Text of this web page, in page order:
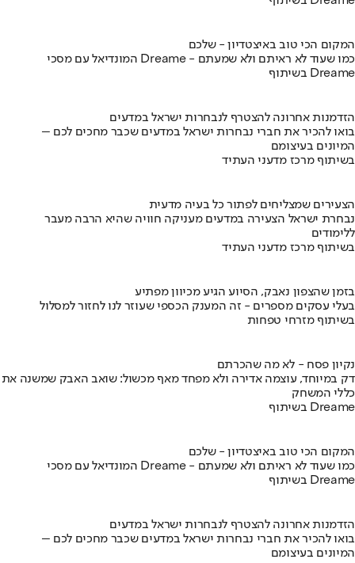
המקום הכי טוב באיצטדיון - שלכם
המונדיאל עם מסכי Dreame - כמו שעוד לא ראיתם ולא שמעתם
בשיתוף Dreame
הזדמנות אחרונה להצטרף לנבחרות ישראל במדעים
בואו להכיר את חברי נבחרות ישראל במדעים שכבר מחכים לכם –
המיונים בעיצומם
בשיתוף מרכז מדעני העתיד
הצעירים שמצליחים לפתור כל בעיה מדעית
נבחרת ישראל הצעירה במדעים מעניקה חוויה שהיא הרבה מעבר
ללימודים
בשיתוף מרכז מדעני העתיד
בזמן שהצפון נאבק, הסיוע הגיע מכיוון מפתיע
בעלי עסקים מספרים - זה המענק הכספי שעוזר לנו לחזור למסלול
בשיתוף מזרחי טפחות
נקיון פסח - לא מה שהכרתם
דק במיוחד, עוצמה אדירה ולא מפחד מאף מכשול: שואב האבק שמשנה את
כללי המשחק
בשיתוף Dreame
המקום הכי טוב באיצטדיון - שלכם
המונדיאל עם מסכי Dreame - כמו שעוד לא ראיתם ולא שמעתם
בשיתוף Dreame
הזדמנות אחרונה להצטרף לנבחרות ישראל במדעים
בואו להכיר את חברי נבחרות ישראל במדעים שכבר מחכים לכם –
המיונים בעיצומם